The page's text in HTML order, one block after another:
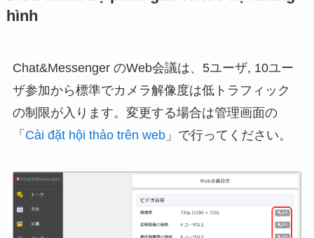
hình
Chat&Messenger のWeb会議は、5ユーザ, 10ユー
ザ参加から標準でカメラ解像度は低トラフィック
の制限が入ります。変更する場合は管理画面の
「 Cài đặt hội thảo trên web」で行ってください。